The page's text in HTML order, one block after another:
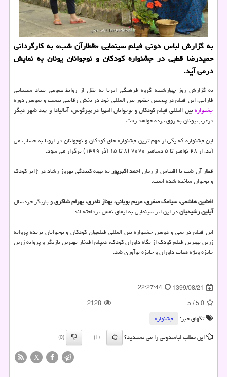
به گزارش لباس دونی فیلم سینمایی «قطارآن شب» به كارگردانی
حمیدرضا قطبی در جشنواره كودكان و نوجوانان یونان به نمایش
درمی آید.
به گزارش روز چهارشنبه گروه فرهنگی ایرنا به نقل از روابط عمومی بنیاد سینمایی
فارابی، این فیلم در پنجمین حضور بین المللی خود در بخش رقابتی بیست و سومین دوره
جشنوارهبین المللی فیلم کودکان و نوجوانان المپیا در پیرگوس، آمالیادا و چند شهر دیگر
درغرب یونان به روی پرده خواهد رفت.
این جشنواره که یکی از مهم ترین جشنواره های کودکان و نوجوانان در اروپا به حساب می
آید، از ۲۸ نوامبر تا ۵ دسامبر ۲۰۲۰ (۸ تا ۱۵ آذر ۱۳۹۹) برگزار می شود.
قطار آن شب با اقتباس از رماناحمد اکبرپوربه تهیه کنندگی بهروز رشاد در ژانر کودک
و نوجوان ساخته شده است.
افشین هاشمی، سیامک صفری، مریم بوبانی، بهناز نادری، بهرام شاکریو بازیگر خردسال
آیلین رشیدیاندر این اثر سینمایی به ایفای نقش پرداخته اند.
این فیلم در سی و دومین جشنواره بین المللی فیلمهای کودکان و نوجوانان برنده پروانه
زرین بهترین فیلم کودک از نگاه داوران کودک، دیپلم افتخار بهترین بازیگر و پروانه زرین
جایزه ویژه هیات داوران و جایزه نوآوری شد.
1399/08/21
22:27:44
5.0
/
5
2128
تگهای خبر:
جشنواره
این مطلب لباسدونی را می پسندید؟
(1)
(0)
X